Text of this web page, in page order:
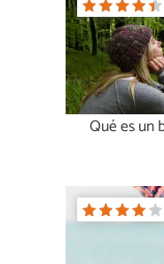
Qué es un